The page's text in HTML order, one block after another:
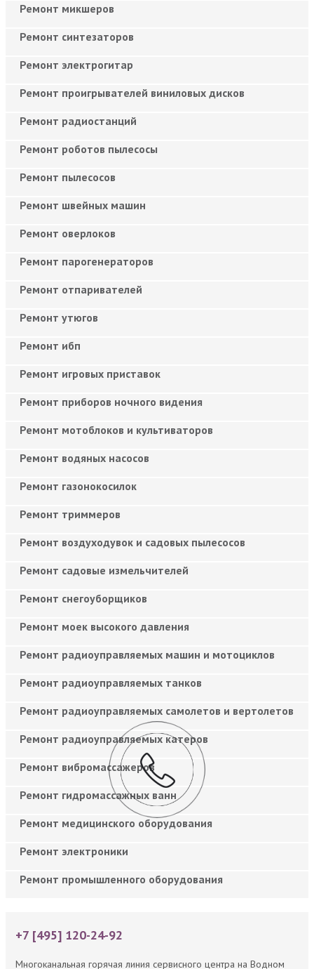
Ремонт микшеров
Ремонт синтезаторов
Ремонт электрогитар
Ремонт проигрывателей виниловых дисков
Ремонт радиостанций
Ремонт роботов пылесосы
Ремонт пылесосов
Ремонт швейных машин
Ремонт оверлоков
Ремонт парогенераторов
Ремонт отпаривателей
Ремонт утюгов
Ремонт ибп
Ремонт игровых приставок
Ремонт приборов ночного видения
Ремонт мотоблоков и культиваторов
Ремонт водяных насосов
Ремонт газонокосилок
Ремонт триммеров
Ремонт воздуходувок и садовых пылесосов
Ремонт садовые измельчителей
Ремонт снегоуборщиков
Ремонт моек высокого давления
Ремонт радиоуправляемых машин и мотоциклов
Ремонт радиоуправляемых танков
Ремонт радиоуправляемых самолетов и вертолетов
Ремонт радиоуправляемых катеров
Ремонт вибромассажеров
Ремонт гидромассажных ванн
Ремонт медицинского оборудования
Ремонт электроники
Ремонт промышленного оборудования
+7 [495] 120-24-92
Многоканальная горячая линия сервисного центра на Водном